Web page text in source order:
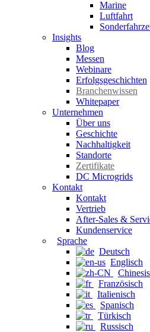
Marine
Luftfahrt
Insights
Blog
Messen
Webinare
Erfolgsgeschichten
Branchenwissen
Whitepaper
Unternehmen
Über uns
Geschichte
Nachhaltigkeit
Standorte
Zertifikate
DC Microgrids
Kontakt
Kontakt
Vertrieb
After-Sales &
Kundenservice
Sprache
Deutsch
Englisch
Französisch
Italienisch
Spanisch
Türkisch
Russisch